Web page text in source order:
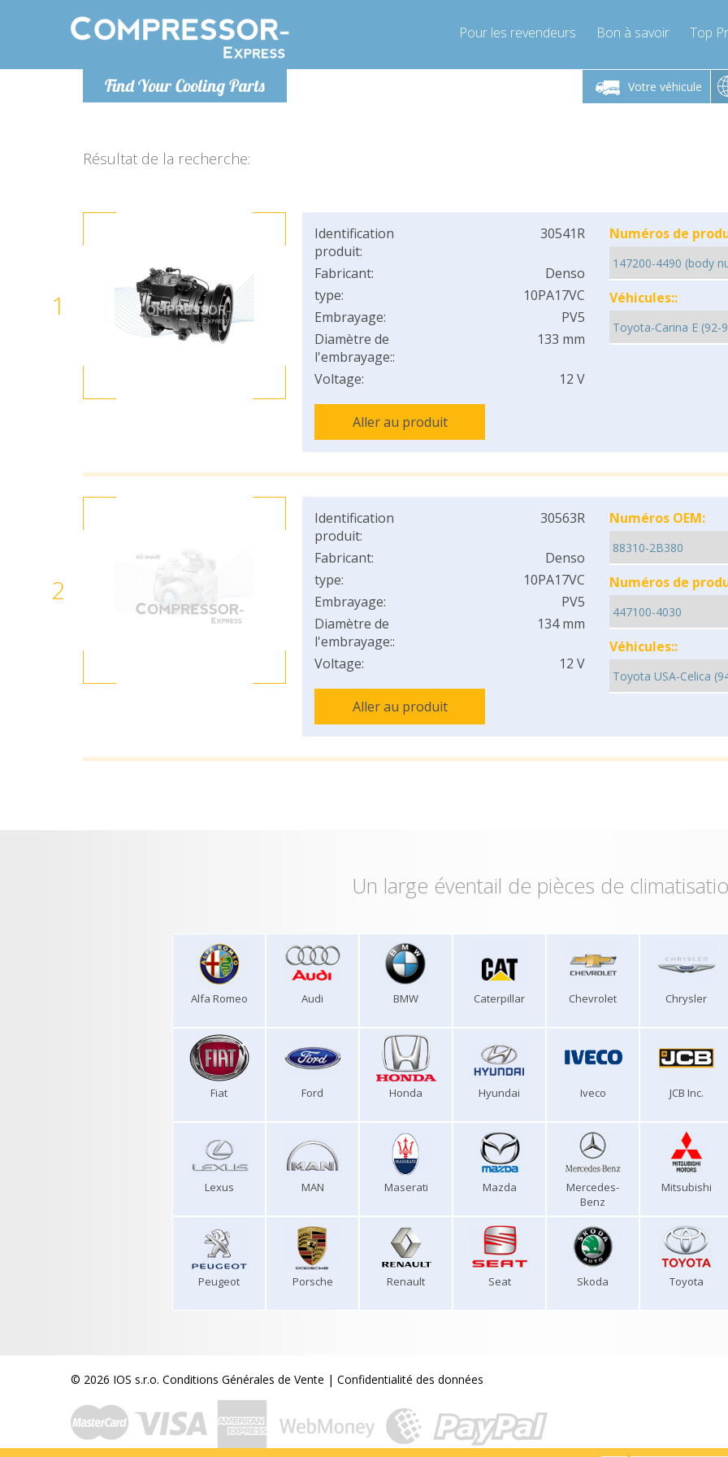
Find Your Cooling Parts
Pour les revendeurs Bon à savoir Top
Votre véhicule
Lundi-Vendredi 9h-17h Lundi-Vendredi 9h-17h
info@compressor-express.fr
Lundi-
Résultat de la recherche:
1
Identification
produit:
30541R
Fabricant:
Denso
type:
10PA17VC
Embrayage:
PV5
Diamètre de
l'embrayage::
133 mm
Voltage: 12 V
Aller au produit
Numéros de
Véhicules::
2
Identification
produit:
30563R
Fabricant:
Denso
type:
10PA17VC
Embrayage:
PV5
Diamètre de
l'embrayage::
134 mm
Voltage: 12 V
Aller au produit
Numéros OEM:
Numéros de
Véhicules::
Un large éventail de pièces de
Alfa Romeo Audi BMW Caterpillar Chevrolet Chrysler
Fiat Ford Honda Hyundai Iveco JCB Inc.
Lexus MAN Maserati Mazda
Mercedes-
Benz
Mitsubishi
Peugeot Porsche Renault Seat Skoda Toyota
© 2026 IOS s.r.o. Conditions Générales de Vente | Confidentialité des données